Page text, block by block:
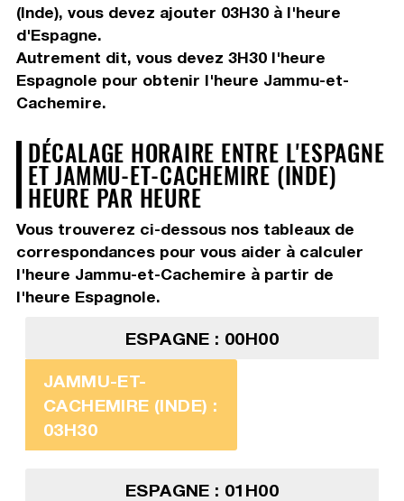
(Inde), vous devez ajouter 03H30à l'heure
d'Espagne.
Autrement dit, vous devez 3H30 l'heure
Espagnole pour obtenir l'heure Jammu-et-
Cachemire.
DÉCALAGE HORAIRE ENTRE L'ESPAGNE
ET JAMMU-ET-CACHEMIRE (INDE)
HEURE PAR HEURE
Vous trouverez ci-dessous nos tableaux de
correspondances pour vous aider à calculer
l'heure Jammu-et-Cachemire à partir de
l'heure Espagnole.
ESPAGNE : 00H00
JAMMU-ET-
CACHEMIRE (INDE) :
03H30
ESPAGNE : 01H00